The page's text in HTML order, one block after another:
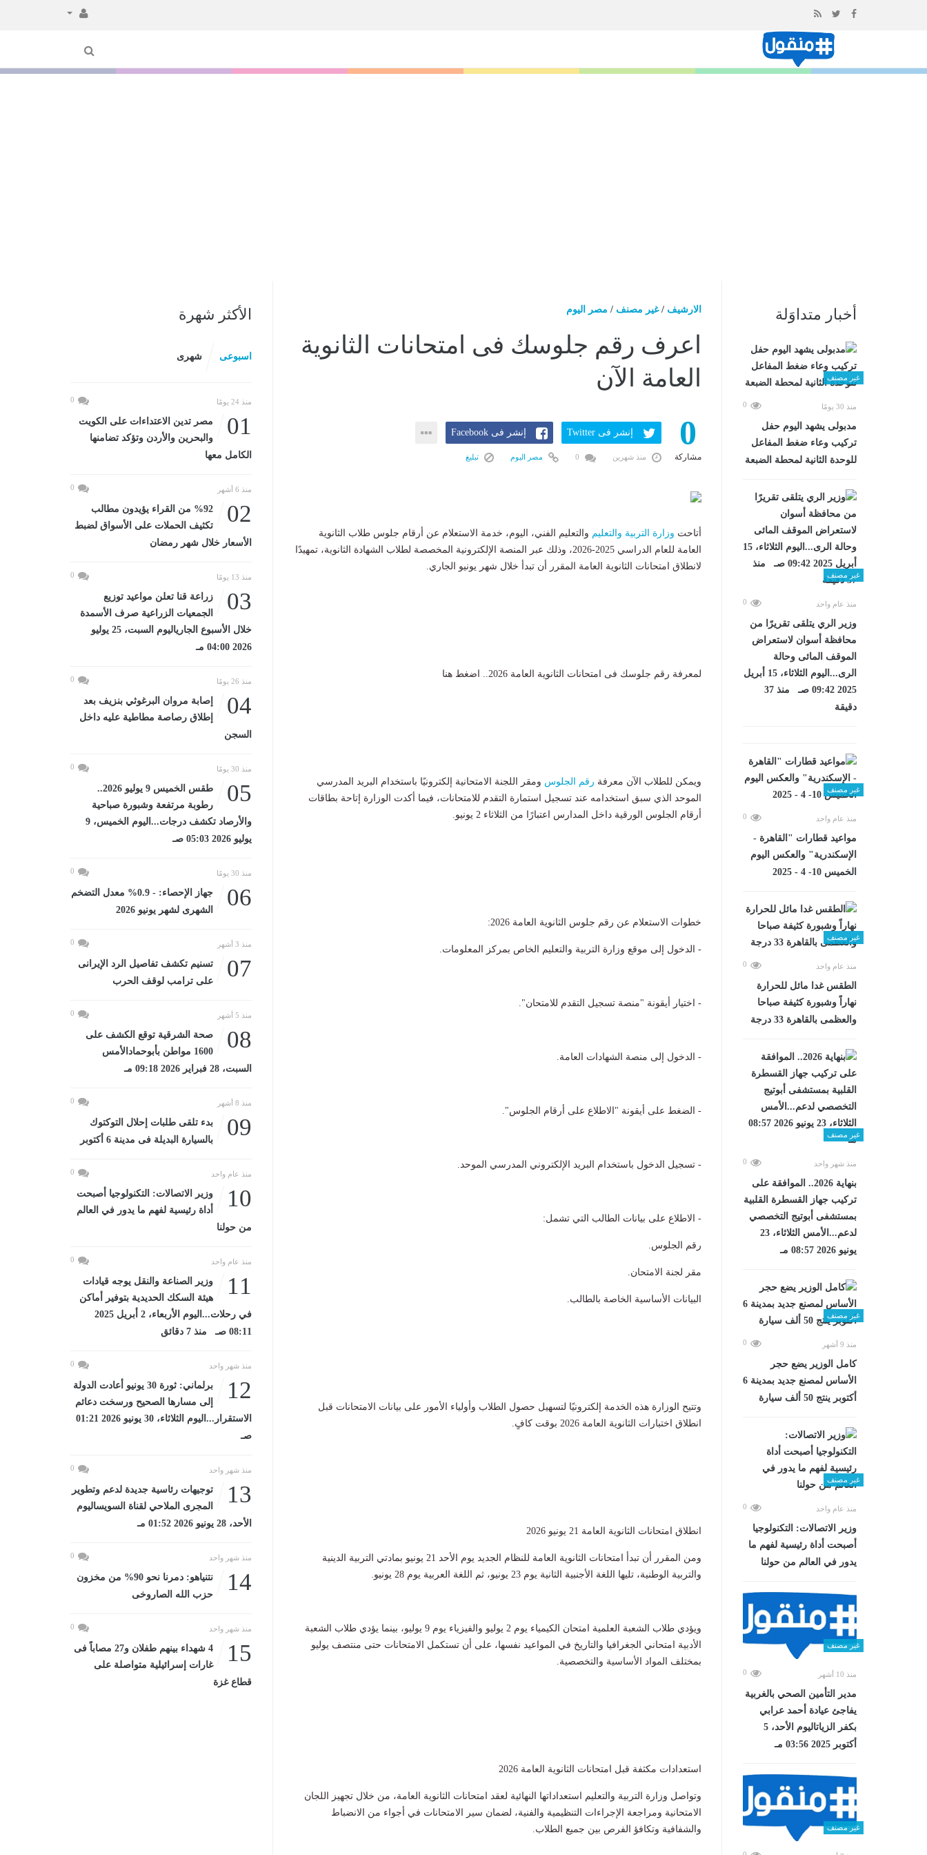
المحتوى
أخبار متداوَلة
غير مصنف
منذ 30 يومًا 0
مدبولى يشهد اليوم حفل
تركيب وعاء ضغط المفاعل
للوحدة الثانية لمحطة الضبعة
غير مصنف
منذ عام واحد 0
وزير الري يتلقى تقريرًا من
محافظة أسوان لاستعراض
الموقف المائى وحالة
الرى...اليوم الثلاثاء، 15 أبريل
2025 09:42 صـ منذ 37
دقيقة
غير مصنف
منذ عام واحد 0
مواعيد قطارات "القاهرة -
الإسكندرية" والعكس اليوم
الخميس 10- 4 - 2025
غير مصنف
منذ عام واحد 0
الطقس غدا مائل للحرارة
نهاراً وشبورة كثيفة صباحا
والعظمى بالقاهرة 33 درجة
غير مصنف
منذ شهر واحد 0
بنهاية 2026.. الموافقة على
تركيب جهاز القسطرة القلبية
بمستشفى أبوتيج التخصصي
لدعم...الأمس الثلاثاء، 23
يونيو 2026 08:57 مـ
غير مصنف
منذ 9 أشهر 0
كامل الوزير يضع حجر
الأساس لمصنع جديد بمدينة 6
أكتوبر ينتج 50 ألف سيارة
غير مصنف
منذ عام واحد 0
وزير الاتصالات: التكنولوجيا
أصبحت أداة رئيسية لفهم ما
يدور في العالم من حولنا
غير مصنف
منذ 10 أشهر 0
مدير التأمين الصحي بالغربية
يفاجئ عيادة أحمد عرابي
بكفر الزياتاليوم الأحد، 5
أكتوبر 2025 03:56 مـ
غير مصنف
الارشيف /غير مصنف / مصر اليوم
اعرف رقم جلوسك فى امتحانات الثانوية
العامة الآن
0
مشاركة
إنشر فى Twitter إنشر فى Facebook
منذ شهرين مصر اليوم تبليغ
أتاحت وزارة التربية والتعليم والتعليم الفني، اليوم، خدمة الاستعلام عن أرقام جلوس طلاب الثانوية
العامة للعام الدراسي 2025-2026، وذلك عبر المنصة الإلكترونية المخصصة لطلاب الشهادة الثانوية، تمهيدًا
لانطلاق امتحانات الثانوية العامة المقرر أن تبدأ خلال شهر يونيو الجاري.
لمعرفة رقم جلوسك فى امتحانات الثانوية العامة 2026.. اضغط هنا
ويمكن للطلاب الآن معرفة رقم الجلوس ومقر اللجنة الامتحانية إلكترونيًا باستخدام البريد المدرسي
الموحد الذي سبق استخدامه عند تسجيل استمارة التقدم للامتحانات، فيما أكدت الوزارة إتاحة بطاقات
أرقام الجلوس الورقية داخل المدارس اعتبارًا من الثلاثاء 2 يونيو.
خطوات الاستعلام عن رقم جلوس الثانوية العامة 2026:
- الدخول إلى موقع وزارة التربية والتعليم الخاص بمركز المعلومات.
- اختيار أيقونة "منصة تسجيل التقدم للامتحان".
- الدخول إلى منصة الشهادات العامة.
- الضغط على أيقونة "الاطلاع على أرقام الجلوس".
- تسجيل الدخول باستخدام البريد الإلكتروني المدرسي الموحد.
- الاطلاع على بيانات الطالب التي تشمل:
رقم الجلوس.
مقر لجنة الامتحان.
البيانات الأساسية الخاصة بالطالب.
وتتيح الوزارة هذه الخدمة إلكترونيًا لتسهيل حصول الطلاب وأولياء الأمور على بيانات الامتحانات قبل
انطلاق اختبارات الثانوية العامة 2026 بوقت كافٍ.
انطلاق امتحانات الثانوية العامة 21 يونيو 2026
ومن المقرر أن تبدأ امتحانات الثانوية العامة للنظام الجديد يوم الأحد 21 يونيو بمادتي التربية الدينية
والتربية الوطنية، تليها اللغة الأجنبية الثانية يوم 23 يونيو، ثم اللغة العربية يوم 28 يونيو.
ويؤدي طلاب الشعبة العلمية امتحان الكيمياء يوم 2 يوليو والفيزياء يوم 9 يوليو، بينما يؤدي طلاب الشعبة
الأدبية امتحاني الجغرافيا والتاريخ في المواعيد نفسها، على أن تستكمل الامتحانات حتى منتصف يوليو
بمختلف المواد الأساسية والتخصصية.
استعدادات مكثفة قبل امتحانات الثانوية العامة 2026
وتواصل وزارة التربية والتعليم استعداداتها النهائية لعقد امتحانات الثانوية العامة، من خلال تجهيز اللجان
الامتحانية ومراجعة الإجراءات التنظيمية والفنية، لضمان سير الامتحانات في أجواء من الانضباط
والشفافية وتكافؤ الفرص بين جميع الطلاب.
الأكثر شهرة
اسبوعى شهرى
منذ 24 يومًا 0
01
مصر تدين الاعتداءات على الكويت
والبحرين والأردن وتؤكد تضامنها
الكامل معها
منذ 6 أشهر 0
02
%92 من القراء يؤيدون مطالب
تكثيف الحملات على الأسواق لضبط
الأسعار خلال شهر رمضان
منذ 13 يومًا 0
03
زراعة قنا تعلن مواعيد توزيع
الجمعيات الزراعية صرف الأسمدة
خلال الأسبوع الجارياليوم السبت، 25 يوليو
2026 04:00 مـ
منذ 26 يومًا 0
04
إصابة مروان البرغوثي بنزيف بعد
إطلاق رصاصة مطاطية عليه داخل
السجن
منذ 30 يومًا 0
05
طقس الخميس 9 يوليو 2026..
رطوبة مرتفعة وشبورة صباحية
والأرصاد تكشف درجات...اليوم الخميس، 9
يوليو 2026 05:03 صـ
منذ 30 يومًا 0
06
جهاز الإحصاء: - 0.9% معدل التضخم
الشهرى لشهر يونيو 2026
منذ 3 أشهر 0
07
تسنيم تكشف تفاصيل الرد الإيرانى
على ترامب لوقف الحرب
منذ 5 أشهر 0
08
صحة الشرقية توقع الكشف على
1600 مواطن بأبوحمادالأمس
السبت، 28 فبراير 2026 09:18 مـ
منذ 8 أشهر 0
09
بدء تلقى طلبات إحلال التوكتوك
بالسيارة البديلة فى مدينة 6 أكتوبر
منذ عام واحد 0
10
وزير الاتصالات: التكنولوجيا أصبحت
أداة رئيسية لفهم ما يدور في العالم
من حولنا
منذ عام واحد 0
11
وزير الصناعة والنقل يوجه قيادات
هيئة السكك الحديدية بتوفير أماكن
في رحلات...اليوم الأربعاء، 2 أبريل 2025
08:11 صـ منذ 7 دقائق
منذ شهر واحد 0
12
برلماني: ثورة 30 يونيو أعادت الدولة
إلى مسارها الصحيح ورسخت دعائم
الاستقرار...اليوم الثلاثاء، 30 يونيو 2026 01:21
صـ
منذ شهر واحد 0
13
توجيهات رئاسية جديدة لدعم وتطوير
المجرى الملاحي لقناة السويساليوم
الأحد، 28 يونيو 2026 01:52 مـ
منذ شهر واحد 0
14
نتنياهو: دمرنا نحو 90% من مخزون
حزب الله الصاروخى
منذ شهر واحد 0
15
4 شهداء بينهم طفلان و27 مصاباً فى
غارات إسرائيلية متواصلة على
قطاع غزة